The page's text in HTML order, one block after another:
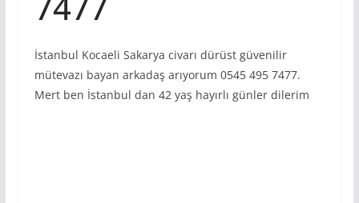
İstanbul Kocaeli Sakarya civarı dürüst güvenilir
mütevazı bayan arkadaş arıyorum 0545 495 7477.
Mert ben İstanbul dan 42 yaş hayırlı günler dilerim